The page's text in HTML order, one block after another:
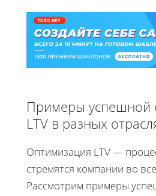
Примеры успешной
LTV в разных
Оптимизация LTV —
стремятся компании во
Рассмотрим примеры